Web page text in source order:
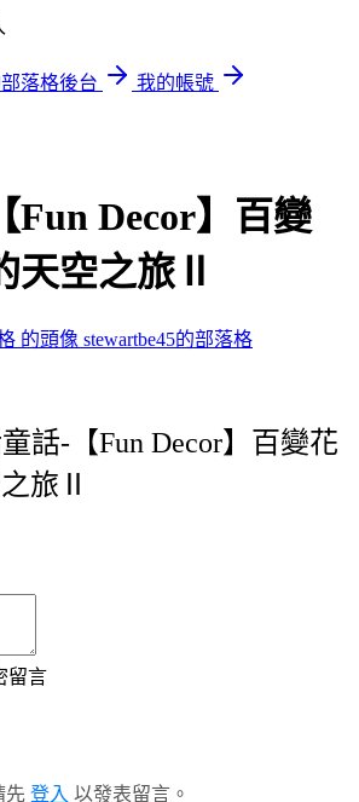
落格後台
我的帳號
Fun Decor】百變
天空之旅Ⅱ
stewartbe45的部落格
話-【Fun Decor】百變花
旅Ⅱ
留言
先 登入 以發表留言。